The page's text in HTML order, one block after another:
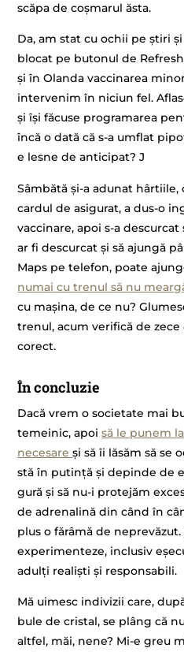
scăpa de coșmarul ăsta.
Da, am stat cu ochii pe știri
blocat pe butonul de
și în Olanda vaccinarea
intervenim în niciun fel.
și își făcuse programarea
încă o dată că s-a umflat
e lesne de anticipat? J
Sâmbătă și-a adunat
cardul de asigurat, a dus-o
vaccinare, apoi s-a
ar fi descurcat și să ajungă
Maps pe telefon, poate
numai cu trenul să nu
cu mașina, de ce nu?
trenul, acum verifică de zece
corect.
În concluzie
Dacă vrem o societate mai
temeinic, apoisă le punem
necesareși să îi lăsăm să se
stă în putință și depinde de
gură și să nu-i protejăm
de adrenalină din când în
plus o fărâmă de
experimenteze, inclusiv
adulți realiști și responsabili.
Mă uimesc indivizii care,
bule de cristal, se plâng că
altfel, măi, nene? Mi-e greu